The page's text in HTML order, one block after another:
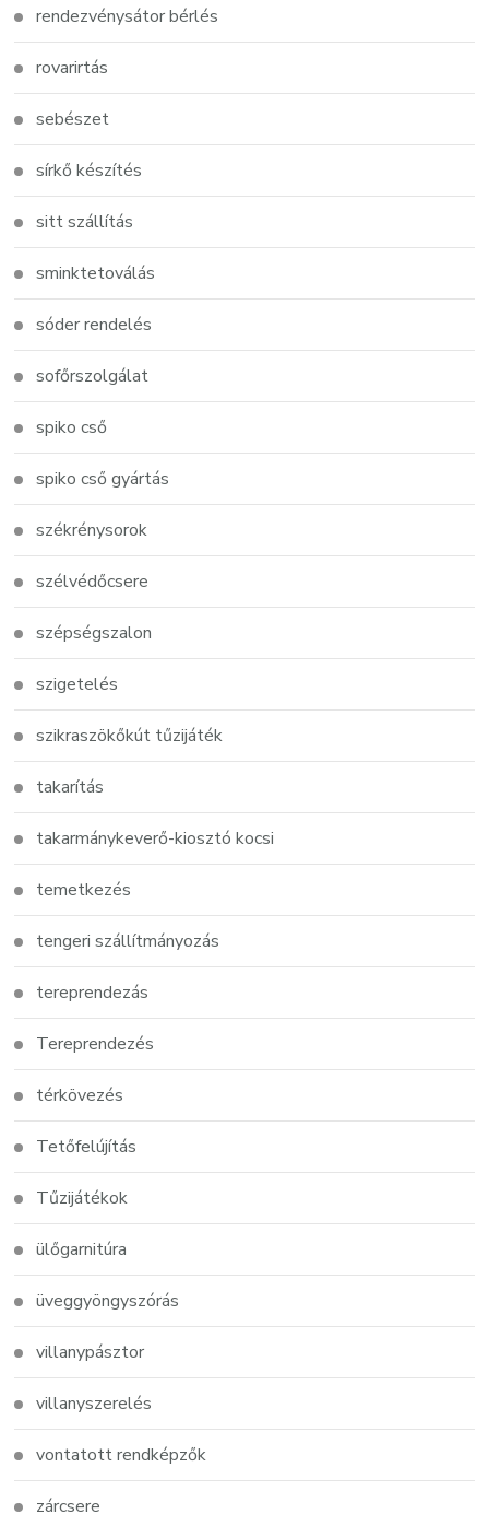
rendezvénysátor bérlés
rovarirtás
sebészet
sírkő készítés
sitt szállítás
sminktetoválás
sóder rendelés
sofőrszolgálat
spiko cső
spiko cső gyártás
székrénysorok
szélvédőcsere
szépségszalon
szigetelés
szikraszökőkút tűzijáték
takarítás
takarmánykeverő-kiosztó kocsi
temetkezés
tengeri szállítmányozás
tereprendezás
Tereprendezés
térkövezés
Tetőfelújítás
Tűzijátékok
ülőgarnitúra
üveggyöngyszórás
villanypásztor
villanyszerelés
vontatott rendképzők
zárcsere